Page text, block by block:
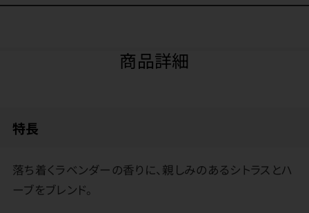
商品詳細
特長
落ち着くラベンダーの香りに、親しみのあるシトラスとハ
ーブをブレンド。